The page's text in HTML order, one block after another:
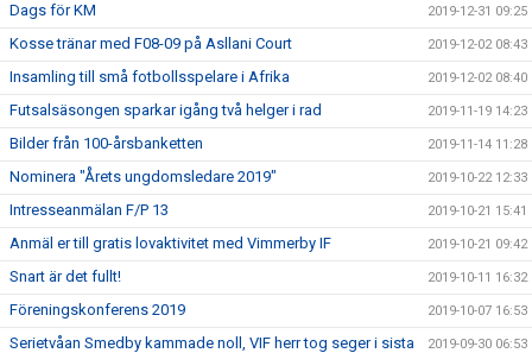
Dags för KM 2019-12-31 09:25
Kosse tränar med F08-09 på Asllani Court 2019-12-02 08:43
Insamling till små fotbollsspelare i Afrika 2019-12-02 08:40
Futsalsäsongen sparkar igång två helger i rad 2019-11-19 14:23
Bilder från 100-årsbanketten 2019-11-14 11:28
Nominera "Årets ungdomsledare 2019" 2019-10-22 12:33
Intresseanmälan F/P 13 2019-10-21 15:41
Anmäl er till gratis lovaktivitet med Vimmerby IF 2019-10-21 09:42
Snart är det fullt! 2019-10-11 16:32
Föreningskonferens 2019 2019-10-07 16:53
Serietvåan Smedby kammade noll, VIF herr tog seger i sista 2019-09-30 06:53